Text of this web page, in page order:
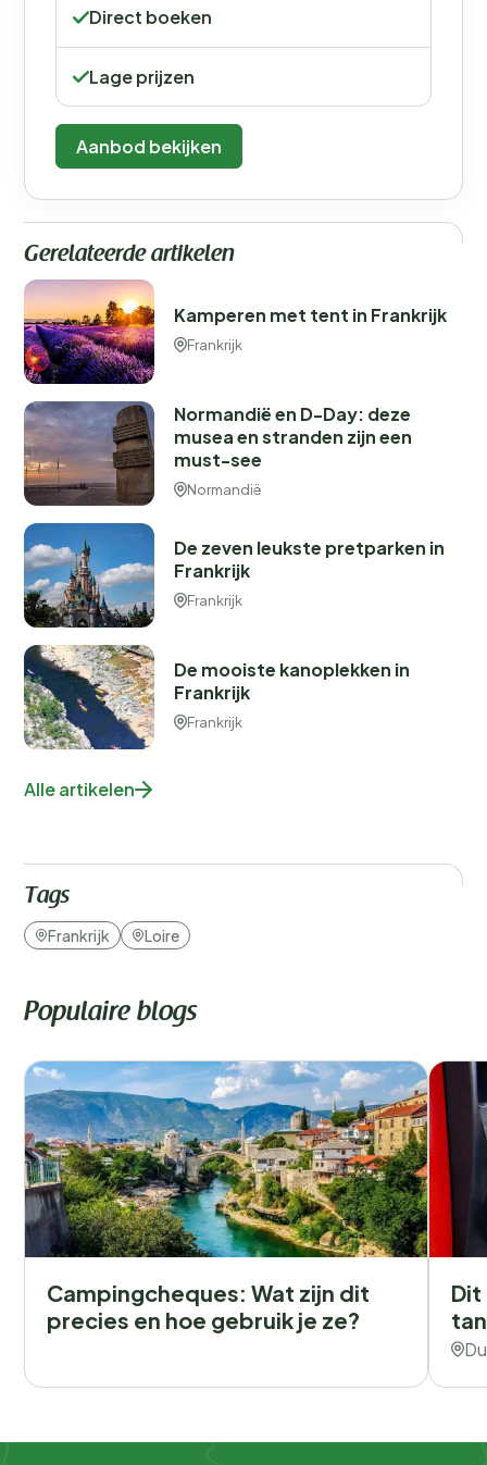
Direct boeken
Lage prijzen
Aanbod bekijken
Gerelateerde artikelen
Kamperen met tent in Frankrijk
Frankrijk
Normandië en D-Day: deze
musea en stranden zijn een
must-see
Normandië
De zeven leukste pretparken in
Frankrijk
Frankrijk
De mooiste kanoplekken in
Frankrijk
Frankrijk
Alle artikelen
Tags
Frankrijk Loire
Populaire blogs
Campingcheques: Wat zijn dit
precies en hoe gebruik je ze?